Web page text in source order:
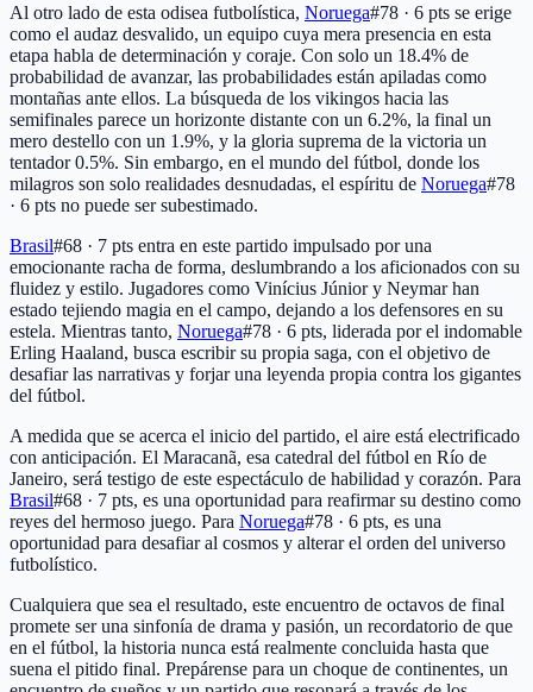
Al otro lado de esta odisea futbolística, Noruega#78 · 6 pts se erige
como el audaz desvalido, un equipo cuya mera presencia en esta
etapa habla de determinación y coraje. Con solo un 18.4% de
probabilidad de avanzar, las probabilidades están apiladas como
montañas ante ellos. La búsqueda de los vikingos hacia las
semifinales parece un horizonte distante con un 6.2%, la final un
mero destello con un 1.9%, y la gloria suprema de la victoria un
tentador 0.5%. Sin embargo, en el mundo del fútbol, donde los
milagros son solo realidades desnudadas, el espíritu de Noruega#78
· 6 pts no puede ser subestimado.
Brasil#68 · 7 pts entra en este partido impulsado por una
emocionante racha de forma, deslumbrando a los aficionados con su
fluidez y estilo. Jugadores como Vinícius Júnior y Neymar han
estado tejiendo magia en el campo, dejando a los defensores en su
estela. Mientras tanto, Noruega#78 · 6 pts, liderada por el indomable
Erling Haaland, busca escribir su propia saga, con el objetivo de
desafiar las narrativas y forjar una leyenda propia contra los gigantes
del fútbol.
A medida que se acerca el inicio del partido, el aire está electrificado
con anticipación. El Maracanã, esa catedral del fútbol en Río de
Janeiro, será testigo de este espectáculo de habilidad y corazón. Para
Brasil#68 · 7 pts, es una oportunidad para reafirmar su destino como
reyes del hermoso juego. Para Noruega#78 · 6 pts, es una
oportunidad para desafiar al cosmos y alterar el orden del universo
futbolístico.
Cualquiera que sea el resultado, este encuentro de octavos de final
promete ser una sinfonía de drama y pasión, un recordatorio de que
en el fútbol, la historia nunca está realmente concluida hasta que
suena el pitido final. Prepárense para un choque de continentes, un